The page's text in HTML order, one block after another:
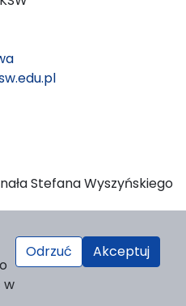
Stefana Wyszyńskiego
PKP
w
Odrzuć Akceptuj